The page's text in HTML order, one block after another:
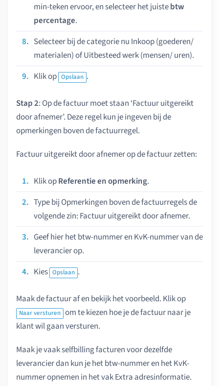
min-teken ervoor, en selecteer het juistebtw
percentage.
Selecteer bij de categorie nu Inkoop (goederen/
materialen) of Uitbesteed werk (mensen/ uren).
Klik op Opslaan .
Stap 2: Op de factuur moet staan ‘Factuur uitgereikt
door afnemer’. Deze regel kun je ingeven bij de
opmerkingen boven de factuurregel.
Factuur uitgereikt door afnemer op de factuur zetten:
Klik opReferentie en opmerking.
Type bij Opmerkingen boven de factuurregels de
volgende zin: Factuur uitgereikt door afnemer.
Geef hier het btw-nummer en KvK-nummer van de
leverancier op.
Kies Opslaan .
Maak de factuur af en bekijk het voorbeeld. Klik op
Naar versturen om te kiezen hoe je de factuur naar je
klant wil gaan versturen.
Maak je vaak selfbilling facturen voor dezelfde
leverancier dan kun je het btw-nummer en het KvK-
nummer opnemen in het vak Extra adresinformatie.